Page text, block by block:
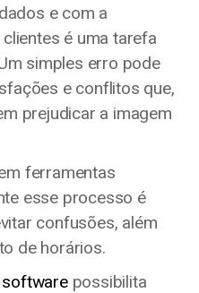
e com a
é uma tarefa
simples erro pode
e conflitos que,
prejudicar a imagem
ferramentas
esse processo é
confusões, além
de horários.
softwarepossibilita